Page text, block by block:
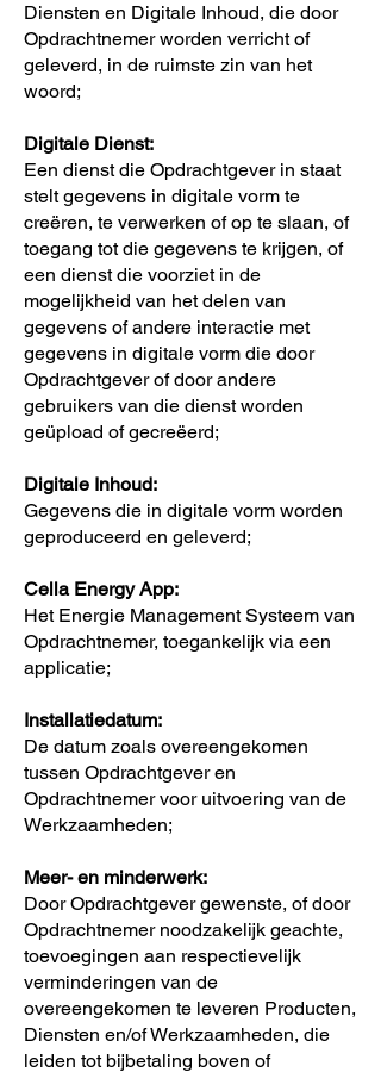
Diensten en Digitale Inhoud, die door
Opdrachtnemer worden verricht of
geleverd, in de ruimste zin van het
woord;
Digitale Dienst:
Een dienst die Opdrachtgever in staat
stelt gegevens in digitale vorm te
creëren, te verwerken of op te slaan, of
toegang tot die gegevens te krijgen, of
een dienst die voorziet in de
mogelijkheid van het delen van
gegevens of andere interactie met
gegevens in digitale vorm die door
Opdrachtgever of door andere
gebruikers van die dienst worden
geüpload of gecreëerd;
Digitale Inhoud:
Gegevens die in digitale vorm worden
geproduceerd en geleverd;
Cella Energy App:
Het Energie Management Systeem van
Opdrachtnemer, toegankelijk via een
applicatie;
Installatiedatum:
De datum zoals overeengekomen
tussen Opdrachtgever en
Opdrachtnemer voor uitvoering van de
Werkzaamheden;
Meer- en minderwerk:
Door Opdrachtgever gewenste, of door
Opdrachtnemer noodzakelijk geachte,
toevoegingen aan respectievelijk
verminderingen van de
overeengekomen te leveren Producten,
Diensten en/of Werkzaamheden, die
leiden tot bijbetaling boven of